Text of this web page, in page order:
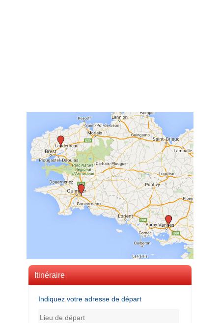
Itinéraire
Indiquez votre adresse de départ